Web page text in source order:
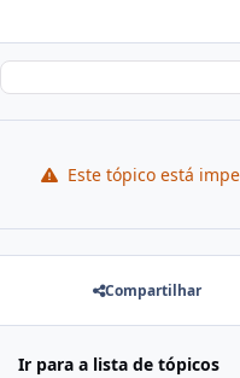
Este tópico está
Compartilhar
Ir para a lista de tópicos